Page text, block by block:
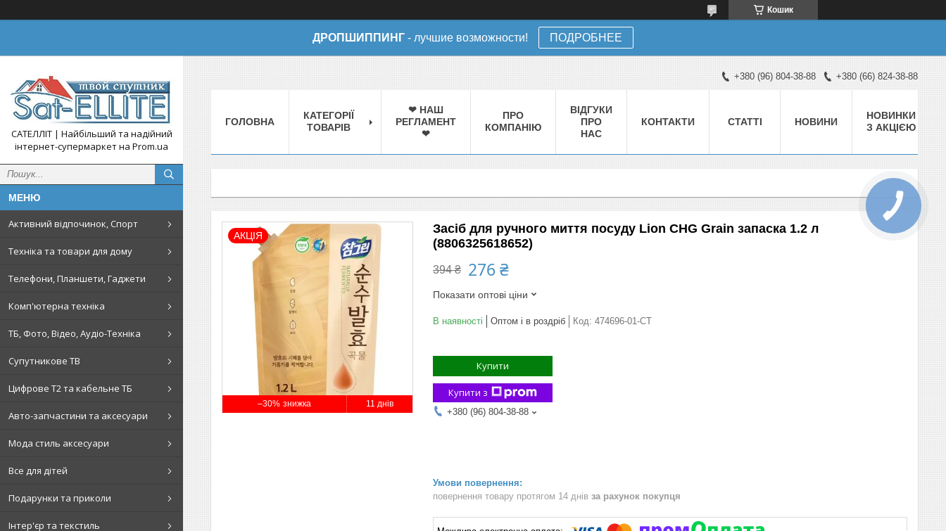
Кошик
ДРОПШИППИНГ - лучшие возможности! ПОДРОБНЕЕ
САТЕЛЛІТ | Найбільший та надійний
інтернет-супермаркет на Prom.ua
Активний відпочинок, Спорт
Техніка та товари для дому
Телефони, Планшети, Гаджети
Комп'ютерна техніка
ТБ, Фото, Відео, Аудіо-Техніка
Супутникове ТВ
Цифрове Т2 та кабельне ТБ
Авто-запчастини та аксесуари
Мода стиль аксесуари
Все для дітей
Подарунки та приколи
Інтер'єр та текстиль
+380 (96) 804-38-88 +380 (66) 824-38-88
ГОЛОВНА
КАТЕГОРІЇ
ТОВАРІВ
❤ НАШ
РЕГЛАМЕНТ
❤
ПРО
КОМПАНІЮ
ВІДГУКИ
ПРО
НАС
КОНТАКТИ СТАТТІ НОВИНИ
НОВИНКИ
З АКЦІЄЮ
–30% 11 днів
АКЦІЯ
Засіб для ручного миття посуду Lion CHG Grain запаска 1.2 л
(8806325618652)
394 ₴ 276 ₴
Показати оптові ціни
В наявності Оптом і в роздріб Код: 474696-01-СТ
Купити
Купити з
+380 (96) 804-38-88
повернення товару протягом 14 днів за рахунок покупця